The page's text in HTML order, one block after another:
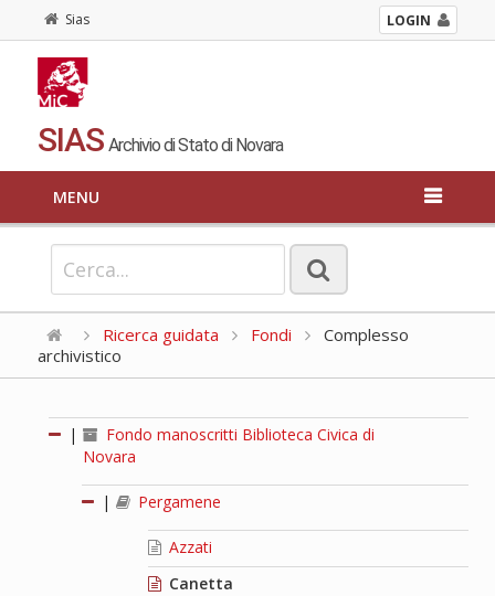
Sias LOGIN
SIAS Archivio di Stato di Novara
MENU
Ricerca guidata Fondi
Complesso
archivistico
|
Fondo manoscritti Biblioteca Civica di
Novara
| Pergamene
Azzati
Canetta